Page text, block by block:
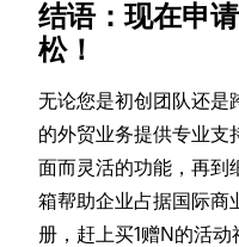
结语：现在申
松！
无论您是初创团队还
的外贸业务提供专业支
面而灵活的功能，再
箱帮助企业占据国际商
册，赶上买1赠N的活